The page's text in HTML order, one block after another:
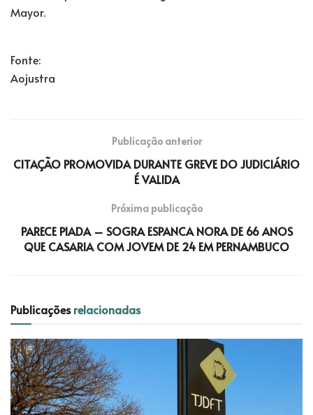
Mayor.
Fonte:
Aojustra
Publicação anterior
CITAÇÃO PROMOVIDA DURANTE GREVE DO JUDICIÁRIO
É VALIDA
Próxima publicação
PARECE PIADA – SOGRA ESPANCA NORA DE 66 ANOS
QUE CASARIA COM JOVEM DE 24 EM PERNAMBUCO
Publicaçõesrelacionadas